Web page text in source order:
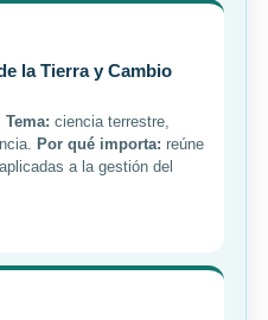
la Tierra y Cambio
Tema: ciencia terrestre,
Por qué importa: reúne
a la gestión del